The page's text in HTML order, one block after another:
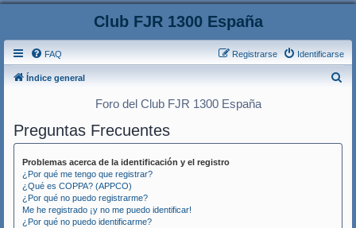
Club FJR 1300 España
FAQ Identificarse
Registrarse
Índice general
Foro del Club FJR 1300 España
Preguntas Frecuentes
Problemas acerca de la identificación y el registro
¿Por qué me tengo que registrar?
¿Qué es COPPA? (APPCO)
¿Por qué no puedo registrarme?
Me he registrado ¡y no me puedo identificar!
¿Por qué no puedo identificarme?